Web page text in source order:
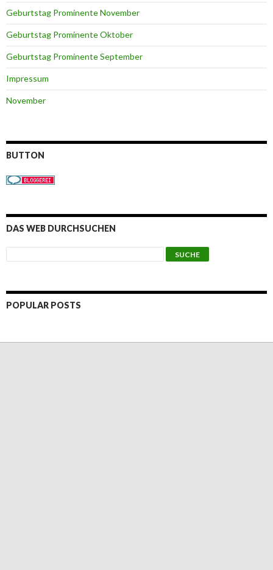
Geburtstag Prominente November
Geburtstag Prominente Oktober
Geburtstag Prominente September
Impressum
November
BUTTON
DAS WEB DURCHSUCHEN
POPULAR POSTS